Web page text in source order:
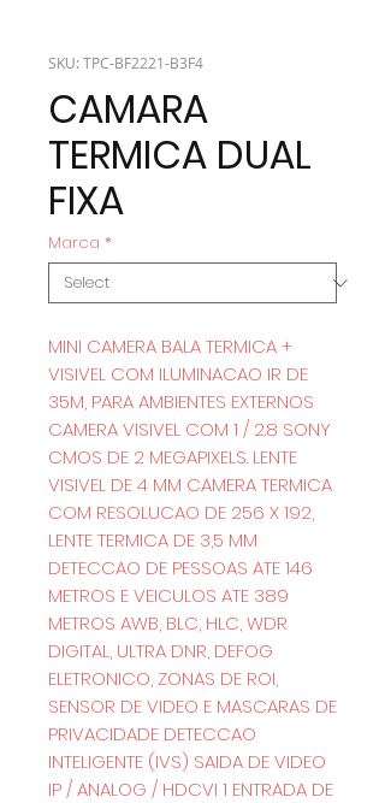
SKU: TPC-BF2221-B3F4
CAMARA
TERMICA DUAL
FIXA
Marca *
MINI CAMERA BALA TERMICA +
VISIVEL COM ILUMINACAO IR DE
35M, PARA AMBIENTES EXTERNOS
CAMERA VISIVEL COM 1 / 2.8 SONY
CMOS DE 2 MEGAPIXELS. LENTE
VISIVEL DE 4 MM CAMERA TERMICA
COM RESOLUCAO DE 256 X 192,
LENTE TERMICA DE 3,5 MM
DETECCAO DE PESSOAS ATE 146
METROS E VEICULOS ATE 389
METROS AWB, BLC, HLC, WDR
DIGITAL, ULTRA DNR, DEFOG
ELETRONICO, ZONAS DE ROI,
SENSOR DE VIDEO E MASCARAS DE
PRIVACIDADE DETECCAO
INTELIGENTE (IVS) SAIDA DE VIDEO
IP / ANALOG / HDCVI 1 ENTRADA DE